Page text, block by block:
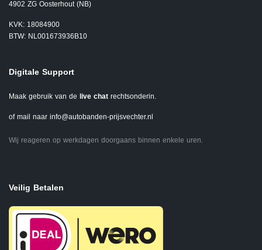
4902 ZG Oosterhout (NB)
KVK: 18084900
BTW: NL001673936B10
Digitale Support
Maak gebruik van de live chat rechtsonderin.
of mail naar info@autobanden-prijsvechter.nl
Wij reageren op werkdagen doorgaans binnen enkele uren.
Veilig Betalen